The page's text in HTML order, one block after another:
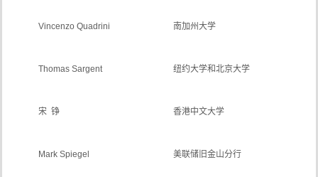
Vincenzo Quadrini 南加州大学
Thomas Sargent 纽约大学和北京大学
宋 铮 香港中文大学
Mark Spiegel 美联储旧金山分行